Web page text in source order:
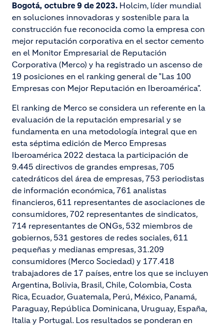
Bogotá, octubre 9 de 2023. Holcim, líder mundial
en soluciones innovadoras y sostenible para la
construcción fue reconocida como la empresa con
mejor reputación corporativa en el sector cemento
en el Monitor Empresarial de Reputación
Corporativa (Merco) y ha registrado un ascenso de
19 posiciones en el ranking general de "Las 100
Empresas con Mejor Reputación en Iberoamérica".
El ranking de Merco se considera un referente en la
evaluación de la reputación empresarial y se
fundamenta en una metodología integral que en
esta séptima edición de Merco Empresas
Iberoamérica 2022 destaca la participación de
9.445 directivos de grandes empresas, 705
catedráticos del área de empresas, 753 periodistas
de información económica, 761 analistas
financieros, 611 representantes de asociaciones de
consumidores, 702 representantes de sindicatos,
714 representantes de ONGs, 532 miembros de
gobiernos, 531 gestores de redes sociales, 611
pequeñas y medianas empresas, 31.209
consumidores (Merco Sociedad) y 177.418
trabajadores de 17 países, entre los que se incluyen
Argentina, Bolivia, Brasil, Chile, Colombia, Costa
Rica, Ecuador, Guatemala, Perú, México, Panamá,
Paraguay, República Dominicana, Uruguay, España,
Italia y Portugal. Los resultados se ponderan en